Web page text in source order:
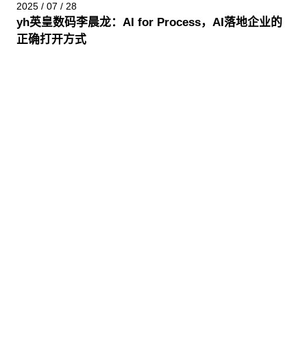
2025 / 07 / 28
yh英皇数码李晨龙：AI for Process，AI落地企业的
正确打开方式